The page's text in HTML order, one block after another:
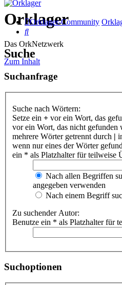
Orklager
Das OrkNetzwerk
Zum Inhalt
Orklager-Community
Suche
Suche
Suchanfrage
Suche nach Wörtern:
Setze ein + vor ein Wort, das
vor ein Wort, das nicht gefunden
mehrere Wörter getrennt durch |
wenn nur eines der Wörter
ein * als Platzhalter für teilweise
Nach allen Begriffen
angegeben verwenden
Nach einem Begriff
Zu suchender Autor:
Benutze ein * als Platzhalter für
Suchoptionen